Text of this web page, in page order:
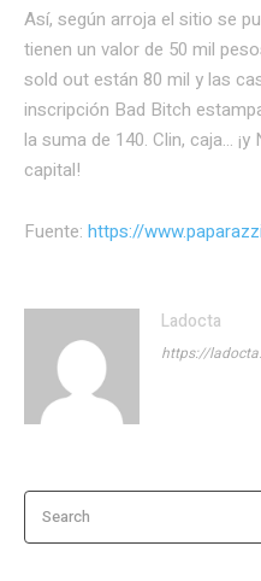
Así, según arroja el sitio se
tienen un valor de 50 mil
sold out están 80 mil y las
inscripción Bad Bitch
la suma de 140. Clin, caja…
capital!
Fuente: https://
Ladocta
https://
Search